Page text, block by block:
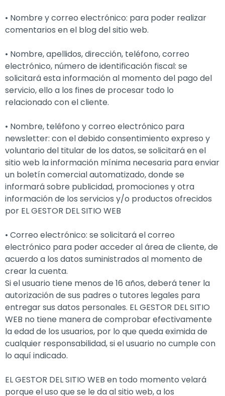
• Nombre y correo electrónico: para poder realizar
comentarios en el blog del sitio web.
• Nombre, apellidos, dirección, teléfono, correo
electrónico, número de identificación fiscal: se
solicitará esta información al momento del pago del
servicio, ello a los fines de procesar todo lo
relacionado con el cliente.
• Nombre, teléfono y correo electrónico para
newsletter: con el debido consentimiento expreso y
voluntario del titular de los datos, se solicitará en el
sitio web la información mínima necesaria para enviar
un boletín comercial automatizado, donde se
informará sobre publicidad, promociones y otra
información de los servicios y/o productos ofrecidos
por EL GESTOR DEL SITIO WEB
• Correo electrónico: se solicitará el correo
electrónico para poder acceder al área de cliente, de
acuerdo a los datos suministrados al momento de
crear la cuenta.
Si el usuario tiene menos de 16 años, deberá tener la
autorización de sus padres o tutores legales para
entregar sus datos personales. EL GESTOR DEL SITIO
WEB no tiene manera de comprobar efectivamente
la edad de los usuarios, por lo que queda eximida de
cualquier responsabilidad, si el usuario no cumple con
lo aquí indicado.
EL GESTOR DEL SITIO WEB en todo momento velará
porque el uso que se le da al sitio web, a los